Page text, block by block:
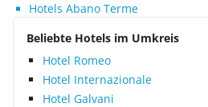
Hotels Abano Terme
Beliebte Hotels im Umkreis
Hotel Romeo
Hotel Internazionale
Hotel Galvani